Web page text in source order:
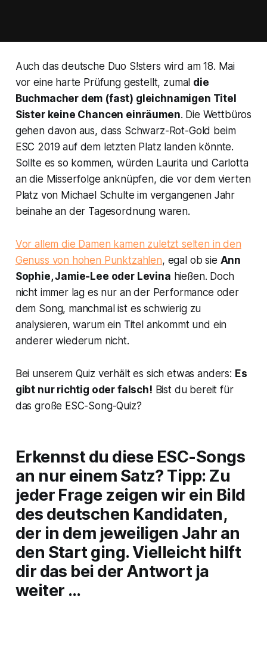
Auch das deutsche Duo S!sters wird am 18. Mai
vor eine harte Prüfung gestellt, zumal die
Buchmacher dem (fast) gleichnamigen Titel
Sisterkeine Chancen einräumen. Die Wettbüros
gehen davon aus, dass Schwarz-Rot-Gold beim
ESC 2019 auf dem letzten Platz landen könnte.
Sollte es so kommen, würden Laurita und Carlotta
an die Misserfolge anknüpfen, die vor dem vierten
Platz von Michael Schulte im vergangenen Jahr
beinahe an der Tagesordnung waren.
Vor allem die Damen kamen zuletzt selten in den
Genuss von hohen Punktzahlen, egal ob sie Ann
Sophie, Jamie-Lee oder Levina hießen. Doch
nicht immer lag es nur an der Performance oder
dem Song, manchmal ist es schwierig zu
analysieren, warum ein Titel ankommt und ein
anderer wiederum nicht.
Bei unserem Quiz verhält es sich etwas anders: Es
gibt nur richtig oder falsch! Bist du bereit für
das große ESC-Song-Quiz?
Erkennst du diese ESC-Songs
an nur einem Satz? Tipp: Zu
jeder Frage zeigen wir ein Bild
des deutschen Kandidaten,
der in dem jeweiligen Jahr an
den Start ging. Vielleicht hilft
dir das bei der Antwort ja
weiter …